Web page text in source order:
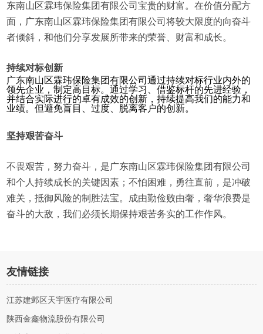
东南山区霖玮保险集团有限公司宝贵的财富。在价值分配方
面，广东南山区霖玮保险集团有限公司将较大限度的向奋斗
者倾斜，和他们分享发展所带来的荣誉、财富和成长。
持续对标创新
广东南山区霖玮保险集团有限公司通过持续对标行业内外的
领先企业，制定高目标。通过学习、借鉴标杆的先进经验，
并结合实际进行的卓有成效的创新，持续提高我们的能力和
业绩。但避免盲目、过度、脱离客户的创新。
坚持艰苦奋斗
不畏艰苦，努力奋斗，是广东南山区霖玮保险集团有限公司
和个人持续成长的关键因素；不怕困难，勇往直前，是冲破
难关，抵御风险的制胜法宝。成由勤俭败由奢，奢华浪费是
奋斗的大敌，我们必须长期保持艰苦务实的工作作风。
友情链接
江苏建邺区天宇医疗有限公司
陕西金鑫物流股份有限公司